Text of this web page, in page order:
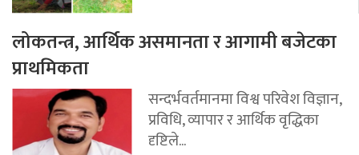
लोकतन्त्र, आर्थिक असमानता र आगामी बजेटका
प्राथमिकता
सन्दर्भवर्तमानमा विश्व परिवेश विज्ञान,
प्रविधि, व्यापार र आर्थिक वृद्धिका
दृष्टिले...